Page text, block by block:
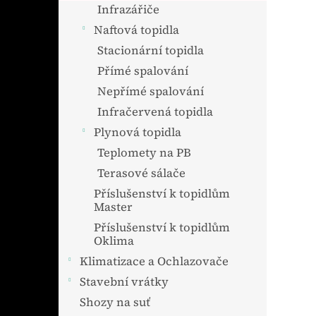
Infrazářiče
Naftová topidla
Stacionární topidla
Přímé spalování
Nepřímé spalování
Infračervená topidla
Plynová topidla
Teplomety na PB
Terasové sálače
Příslušenství k topidlům
Master
Příslušenství k topidlům
Oklima
Klimatizace a Ochlazovače
Stavební vrátky
Shozy na suť